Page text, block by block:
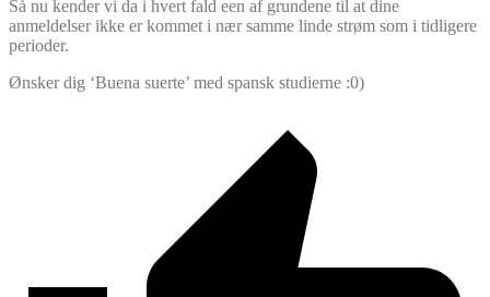
Så nu kender vi da i hvert fald een af grundene til at dine
anmeldelser ikke er kommet i nær samme linde strøm som i tidligere
perioder.
Ønsker dig ‘Buena suerte’ med spansk studierne :0)